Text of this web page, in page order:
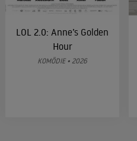
LOL 2.0: Anne’s Golden
Hour
KOMÖDIE • 2026